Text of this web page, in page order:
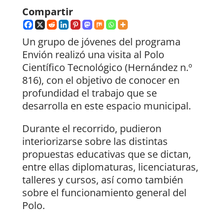
Compartir
Un grupo de jóvenes del programa
Envión realizó una visita al Polo
Científico Tecnológico (Hernández n.º
816), con el objetivo de conocer en
profundidad el trabajo que se
desarrolla en este espacio municipal.
Durante el recorrido, pudieron
interiorizarse sobre las distintas
propuestas educativas que se dictan,
entre ellas diplomaturas, licenciaturas,
talleres y cursos, así como también
sobre el funcionamiento general del
Polo.